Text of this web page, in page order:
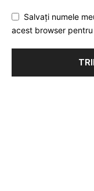
Salvați numele
acest browser